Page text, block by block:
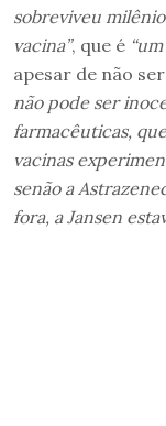
sobreviveu
vacina”, que é
apesar de não
não pode ser
farmacêuticas,
vacinas
senão a
fora, a Jansen